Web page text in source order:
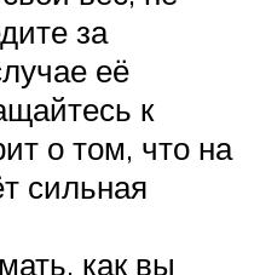
за
её
к
о том, что на
сильная
как вы